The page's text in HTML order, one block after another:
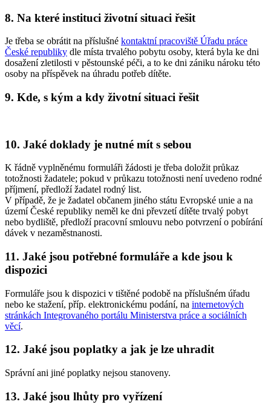
8. Na které instituci životní situaci řešit
Je třeba se obrátit na příslušné kontaktní pracoviště Úřadu práce
České republiky dle místa trvalého pobytu osoby, která byla ke dni
dosažení zletilosti v pěstounské péči, a to ke dni zániku nároku této
osoby na příspěvek na úhradu potřeb dítěte.
9. Kde, s kým a kdy životní situaci řešit
10. Jaké doklady je nutné mít s sebou
K řádně vyplněnému formuláři žádosti je třeba doložit průkaz
totožnosti žadatele; pokud v průkazu totožnosti není uvedeno rodné
příjmení, předloží žadatel rodný list.
V případě, že je žadatel občanem jiného státu Evropské unie a na
území České republiky neměl ke dni převzetí dítěte trvalý pobyt
nebo bydliště, předloží pracovní smlouvu nebo potvrzení o pobírání
dávek v nezaměstnanosti.
11. Jaké jsou potřebné formuláře a kde jsou k
dispozici
Formuláře jsou k dispozici v tištěné podobě na příslušném úřadu
nebo ke stažení, příp. elektronickému podání, na internetových
stránkách Integrovaného portálu Ministerstva práce a sociálních
věcí.
12. Jaké jsou poplatky a jak je lze uhradit
Správní ani jiné poplatky nejsou stanoveny.
13. Jaké jsou lhůty pro vyřízení